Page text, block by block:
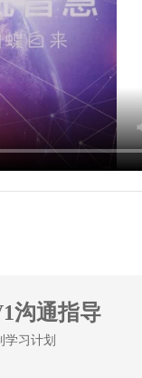
沟通指导
学习计划